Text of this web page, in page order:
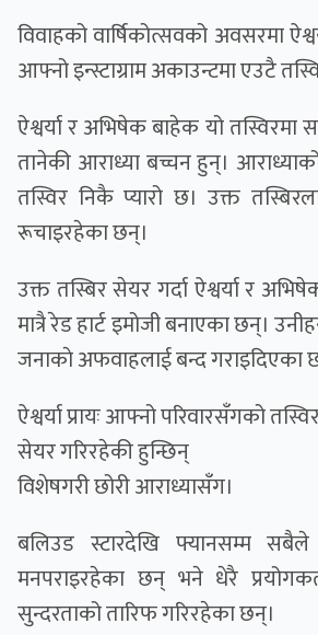
विवाहको वार्षिकोत्सवको अवसरमा
आफ्नो इन्स्टाग्राम अकाउन्टमा एउटै
ऐश्वर्या र अभिषेक बाहेक यो तस्विरमा
तानेकी आराध्या बच्चन हुन्।
तस्विर निकै प्यारो छ। उक्त
रूचाइरहेका छन्।
उक्त तस्बिर सेयर गर्दा ऐश्वर्या र
मात्रै रेड हार्ट इमोजी बनाएका छन्।
जनाकाे अफवाहलाई बन्द गराइदिएका
ऐश्वर्या प्रायः आफ्नो परिवारसँगको
सेयर गरिरहेकी हुन्छिन्
विशेषगरी छोरी आराध्यासँग।
बलिउड स्टारदेखि फ्यानसम्म
मनपराइरहेका छन् भने धेरै
सुन्दरताको तारिफ गरिरहेका छन्।